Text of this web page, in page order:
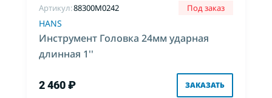
Артикул:88300M0242 Под заказ
HANS
Инструмент Головка 24мм ударная
длинная 1''
2 460 ₽ ЗАКАЗАТЬ